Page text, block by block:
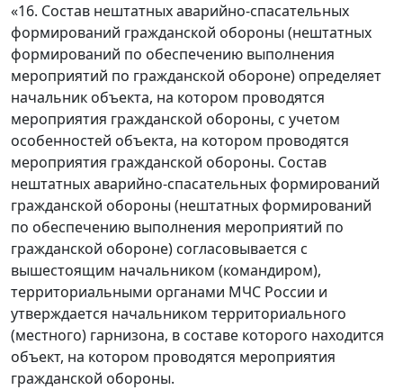
«16. Состав нештатных аварийно-спасательных
формирований гражданской обороны (нештатных
формирований по обеспечению выполнения
мероприятий по гражданской обороне) определяет
начальник объекта, на котором проводятся
мероприятия гражданской обороны, с учетом
особенностей объекта, на котором проводятся
мероприятия гражданской обороны. Состав
нештатных аварийно-спасательных формирований
гражданской обороны (нештатных формирований
по обеспечению выполнения мероприятий по
гражданской обороне) согласовывается с
вышестоящим начальником (командиром),
территориальными органами МЧС России и
утверждается начальником территориального
(местного) гарнизона, в составе которого находится
объект, на котором проводятся мероприятия
гражданской обороны.